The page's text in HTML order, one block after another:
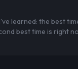
learned: the best
best time is right